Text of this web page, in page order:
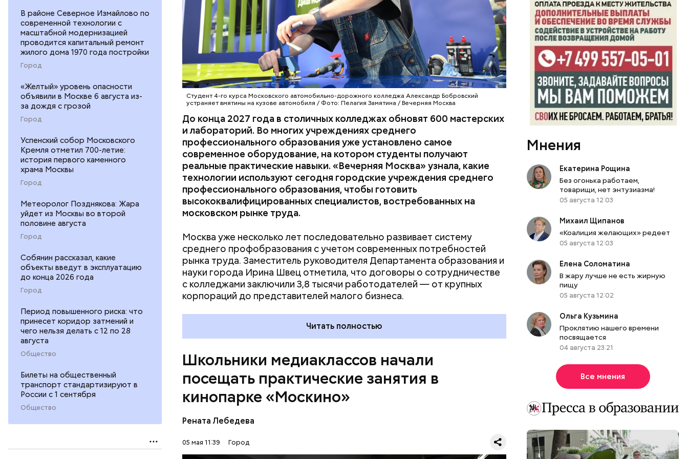
В районе Северное Измайлово по
современной технологии с
масштабной модернизацией
проводится капитальный ремонт
жилого дома 1970 года постройки
Город
«Желтый» уровень опасности
объявили в Москве 6 августа из-
за дождя с грозой
Город
Успенский собор Московского
Кремля отметил 700-летие:
история первого каменного
храма Москвы
Город
Метеоролог Позднякова: Жара
уйдет из Москвы во второй
половине августа
Город
Собянин рассказал, какие
объекты введут в эксплуатацию
до конца 2026 года
Город
Период повышенного риска: что
принесет коридор затмений и
чего нельзя делать с 12 по 28
августа
Общество
Билеты на общественный
транспорт стандартизируют в
России с 1 сентября
Общество
Студент 4-го курса Московского автомобильно-дорожного колледжа Александр Бобровский
устраняет вмятины на кузове автомобиля / Фото: Пелагия Замятина / Вечерняя Москва
До конца 2027 года в столичных колледжах обновят 600 мастерских
и лабораторий. Во многих учреждениях среднего
профессионального образования уже установлено самое
современное оборудование, на котором студенты получают
реальные практические навыки. «Вечерняя Москва» узнала, какие
технологии используют сегодня городские учреждения среднего
профессионального образования, чтобы готовить
высококвалифицированных специалистов, востребованных на
московском рынке труда.
Москва уже несколько лет последовательно развивает систему
среднего профобразования с учетом современных потребностей
рынка труда. Заместитель руководителя Департамента образования и
науки города Ирина Швец отметила, что договоры о сотрудничестве
с колледжами заключили 3,8 тысячи работодателей — от крупных
корпораций до представителей малого бизнеса.
а практика теперь занимает не менее 70 процентов учебного времени,
— рассказала она. — Чтобы повысить качество обучения, мы
переоснастили полторы тысячи мастерских и лабораторий. Ирина
Швец сообщила, что к 2031 году планируется полностью обновить
инфраструктуру городских колледжей, в том числе — построить семь
новых, где будут обучаться более 60 тысяч студентов.
Читать полностью
ОБРАЗОВАНИЕ МОСКВА КОЛЛЕДЖИ
Школьники медиаклассов начали
посещать практические занятия в
кинопарке «Москино»
Рената Лебедева
05 мая 11:39 Город
Ребята из предпрофессиональных классов глубоко погружаются в
изучение профильных предметов. Для них организуют экскурсии и
спецкурсы совместно с вузами-партнерами и крупнейшими
холдингами. Например, в медиаклассах серьезно изучают литературу,
профессионалами индустрии на площадках ведущих медиакомпаний.
основами кинопроизводства.
Во время экскурсии по кинопарку ученица 10 «Г» класса Мария
Бочарова с большим интересом изучила кинопроизводственную
инфраструктуру на локации «Арканар». Это декорации, построенные
для съемок фильма по повести братьев Стругацких «Трудно быть
богом». Территория площадью 6,5 га представляет собой
фантастический город, воссозданный специалистами максимально
детализированно. До посещения кинопарка «Москино» Мария не
думала о том, чтобы связать свою жизнь с этой сферой. Но теперь
кино и все, что с ним связано, стало вызывать ее живой интерес.
Мнения
Екатерина Рощина
Без огонька работаем,
товарищи, нет энтузиазма!
05 августа 12:03
Михаил Щипанов
«Коалиция желающих» редеет
05 августа 12:03
Елена Соломатина
В жару лучше не есть жирную
пищу
05 августа 12:02
Ольга Кузьмина
Проклятию нашего времени
посвящается
04 августа 23:21
Все мнения